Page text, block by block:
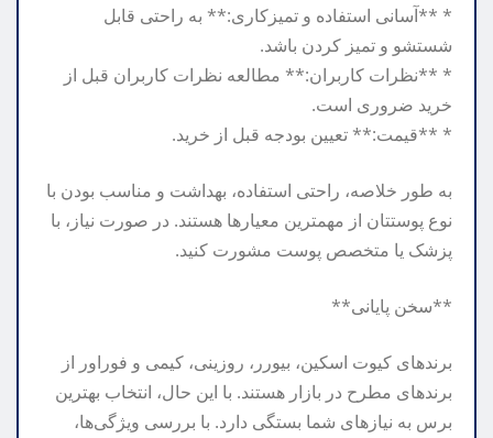
* **آسانی استفاده و تمیزکاری:** به راحتی قابل
شستشو و تمیز کردن باشد.
* **نظرات کاربران:** مطالعه نظرات کاربران قبل از
خرید ضروری است.
* **قیمت:** تعیین بودجه قبل از خرید.
به طور خلاصه، راحتی استفاده، بهداشت و مناسب بودن با
نوع پوستتان از مهمترین معیارها هستند. در صورت نیاز، با
پزشک یا متخصص پوست مشورت کنید.
**سخن پایانی**
برندهای کیوت اسکین، بیورر، روزینی، کیمی و فوراور از
برندهای مطرح در بازار هستند. با این حال، انتخاب بهترین
برس به نیازهای شما بستگی دارد. با بررسی ویژگی‌ها،